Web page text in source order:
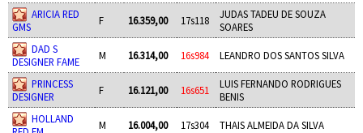
ARICIA RED
GMS
F 16.359,00 17s118
JUDAS TADEU DE SOUZA
SOARES
DAD S
DESIGNER FAME
M 16.314,00 16s984 LEANDRO DOS SANTOS SILVA
PRINCESS
DESIGNER
F 16.121,00 16s651
LUIS FERNANDO RODRIGUES
BENIS
HOLLAND
M 16.004,00 17s304 THAIS ALMEIDA DA SILVA